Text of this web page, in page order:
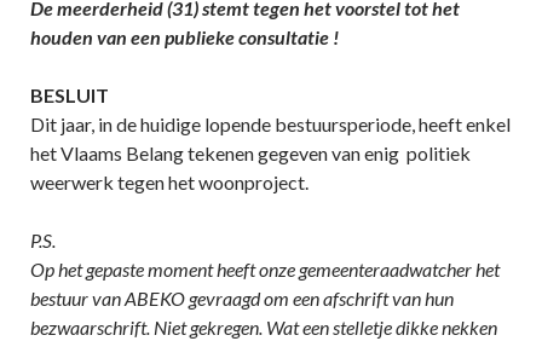
De meerderheid (31) stemt tegen het voorstel tot het
houden van een publieke consultatie !
BESLUIT
Dit jaar, in de huidige lopende bestuursperiode, heeft enkel
het Vlaams Belang tekenen gegeven van enig politiek
weerwerk tegen het woonproject.
P.S.
Op het gepaste moment heeft onze gemeenteraadwatcher het
bestuur van ABEKO gevraagd om een afschrift van hun
bezwaarschrift. Niet gekregen. Wat een stelletje dikke nekken